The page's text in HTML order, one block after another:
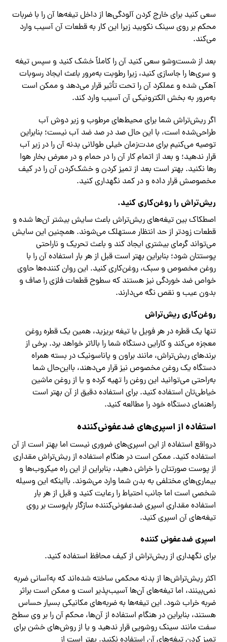
سعی کنید برای خارج کردن آلودگی‌ها از داخل تیغه‌ها آن را با ضربات
محکم بر روی سینک نکوبید زیرا این کار به قطعات آن آسیب وارد
می‌کند.
بعد از شست‌وشو سعی کنید آن را کاملاً خشک کنید و سپس تیغه
و سری‌ها را جاسازی کنید، زیرا رطوبت به‌مرور باعث ایجاد رسوبات
آهکی شده و عملکرد آن را تحت تأثیر قرار می‌دهد و ممکن است
به‌مرور به بخش الکترونیکی آن آسیب وارد کند.
اگر ریش‌تراش شما برای محیط‌های مرطوب و زیر دوش آب
طراحی‌شده است، با این ‌حال صد در صد ضد آب نیست؛ بنابراین
توصیه می‌کنیم برای مدت‌زمان خیلی طولانی بدنه آن را در زیر آب
قرار ندهید؛ و بعد از اتمام کار آن را در حمام و در معرض بخار هوا
رها نکنید. بهتر است بعد از تمیز کردن و خشک‌کردن آن را در کیف
مخصوصش قرار داده و در کمد نگهداری کنید.
ریش‌تراش را روغن‌کاری کنید.
اصطکاک بین تیغه‌های ریش‌تراش باعث سایش بیشتر آن‌ها شده و
قطعات زودتر از حد انتظار مستهلک می‌شوند. همچنین این سایش
می‌تواند گرمای بیشتری ایجاد کند و باعث تحریک و ناراحتی
پوستتان شود؛ بنابراین بهتر است قبل از هر بار استفاده آن را با
روغن مخصوص و سبک، روغن‌کاری کنید. این روان کننده‌ها حاوی
خواص ضد خوردگی نیز هستند که سطوح قطعات فلزی را صاف و
بدون عیب و نقص نگه می‌دارند.
روغن‌کاری ریش‌تراش
تنها یک قطره در هر فویل یا تیغه بریزید، همین یک قطره روغن
معجزه می‌کند و کارایی دستگاه شما را بالاتر خواهد برد. برخی از
برندهای ریش‌تراش، مانند براون و پاناسونیک در بسته همراه
دستگاه یک روغن مخصوص نیز قرار می‌دهند، بااین‌حال شما
به‌راحتی می‌توانید این روغن را تهیه کرده و یا از روغن ماشین
خیاطی‌تان استفاده کنید. برای استفاده دقیق از آن بهتر است
راهنمای دستگاه خود را مطالعه کنید.
استفاده از اسپری‌های ضدعفونی‌کننده
درواقع استفاده از این اسپری‌های ضروری نیست اما بهتر است از آن
استفاده کنید. ممکن است در هنگام استفاده از ریش‌تراش مقداری
از پوست صورتتان را خراش دهید، بنابراین از این راه میکروب‌ها و
بیماری‌های مختلفی به بدن شما وارد می‌شوند. بااینکه این وسیله
شخصی است اما جانب احتیاط را رعایت کنید و قبل از هر بار
استفاده مقداری اسپری ضدعفونی‌کننده سازگار باپوست بر روی
تیغه‌های آن اسپری کنید.
اسپری ضدعفونی کننده
برای نگهداری از ریش‌تراش از کیف محافظ استفاده کنید.
اکثر ریش‌تراش‌ها از بدنه محکمی ساخته شده‌اند که به‌آسانی ضربه
نمی‌بینند، اما تیغه‌های آن‌ها آسیب‌پذیر است و ممکن است براثر
ضربه خراب شود. این تیغه‌ها به ضربه‌های مکانیکی بسیار حساس
هستند، بنابراین در هنگام استفاده از آن‌ها، محکم آن را بر وی سطح
سفت مانند سینک روشویی قرار ندهید و یا از روش‌های خشن برای